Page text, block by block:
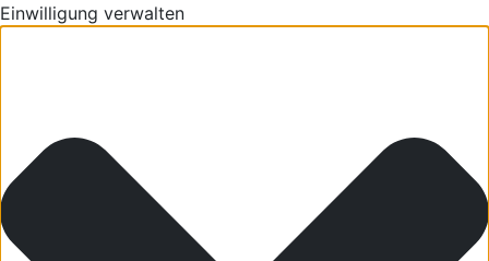
Einwilligung verwalten